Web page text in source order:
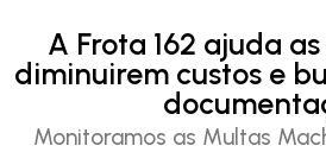
A Frota 162 ajuda
diminuirem custos e
Monitoramos as Multas